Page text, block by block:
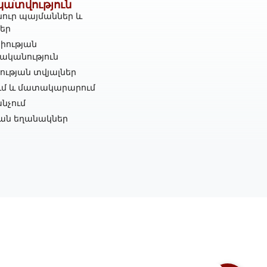
պայմաններ և
տվյալներ
և մատակարարում
եղանակներ